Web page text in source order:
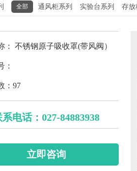
全部 通风柜系列 实验台系列 存放
： 不锈钢原子吸收罩(带风阀）
：
：97
系电话：027-84883938
立即咨询